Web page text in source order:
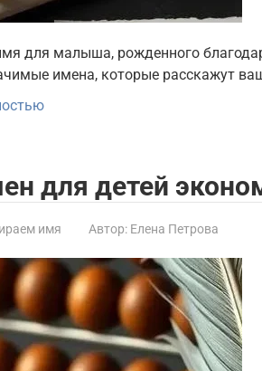
для малыша, рожденного
имена, которые расскажут
для детей
имя Автор: Елена Петрова